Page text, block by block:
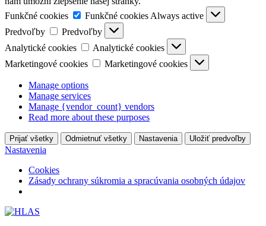
Funkčné cookies
Funkčné cookies Always active
Predvoľby
Predvoľby
Analytické cookies
Analytické cookies
Marketingové cookies
Marketingové cookies
Manage options
Manage services
Manage {vendor_count} vendors
Read more about these purposes
Prijať všetky Odmietnuť všetky Nastavenia Uložiť predvoľby
Nastavenia
Cookies
Zásady ochrany súkromia a spracúvania osobných údajov